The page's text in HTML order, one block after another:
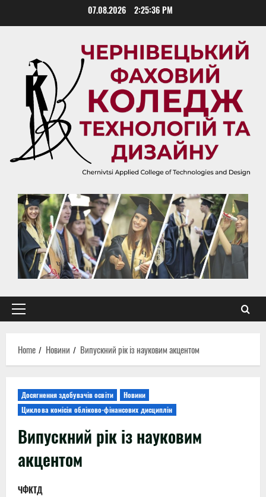
07.08.2026 2:25:37 PM
Primary
Home
Новини Випускний рік із науковим акцентом
Досягнення здобувачів освіти
Новини
Циклова комісія обліково-фінансових дисциплін
Випускний рік із науковим
акцентом
ЧФКТД